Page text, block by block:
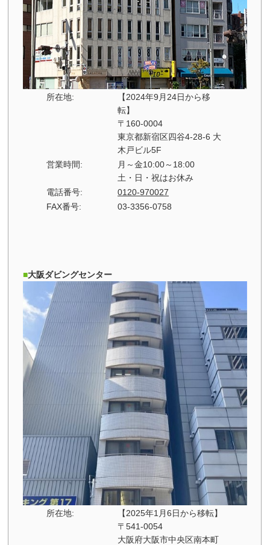
所在地:
【2024年9月24日から移
転】
〒160-0004
東京都新宿区四谷4-28-6 大
木戸ビル5F
営業時間:
月～金10:00～18:00
土・日・祝はお休み
電話番号:
0120-970027
FAX番号:
03-3356-0758
大阪ダビングセンター
所在地:
【2025年1月6日から移転】
〒541-0054
大阪府大阪市中央区南本町